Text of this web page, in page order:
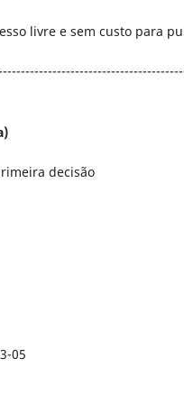
livre e sem custo para
decisão
05